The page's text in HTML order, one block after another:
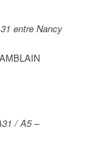
entre Nancy
/ A5 –